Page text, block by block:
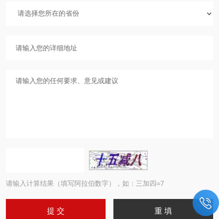
请输入计算结果（填写阿拉伯数字），如：三加四=7